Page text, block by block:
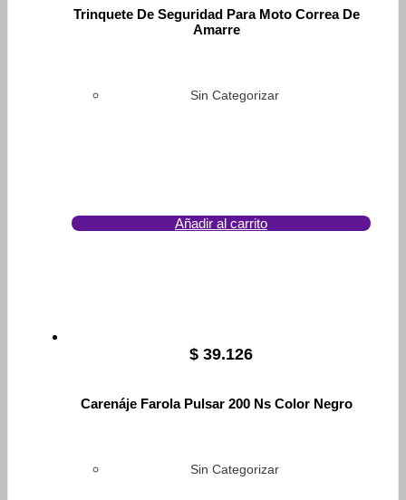
Trinquete De Seguridad Para Moto Correa De
Amarre
Sin Categorizar
Añadir al carrito
$ 39.126
Carenáje Farola Pulsar 200 Ns Color Negro
Sin Categorizar